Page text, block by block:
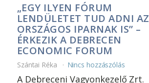
„EGY ILYEN FÓRUM
LENDÜLETET TUD ADNI AZ
ORSZÁGOS IPARNAK IS” –
ÉRKEZIK A DEBRECEN
ECONOMIC FORUM
Szántai Réka Nincs hozzászólás
A Debreceni Vagyonkezelő Zrt.